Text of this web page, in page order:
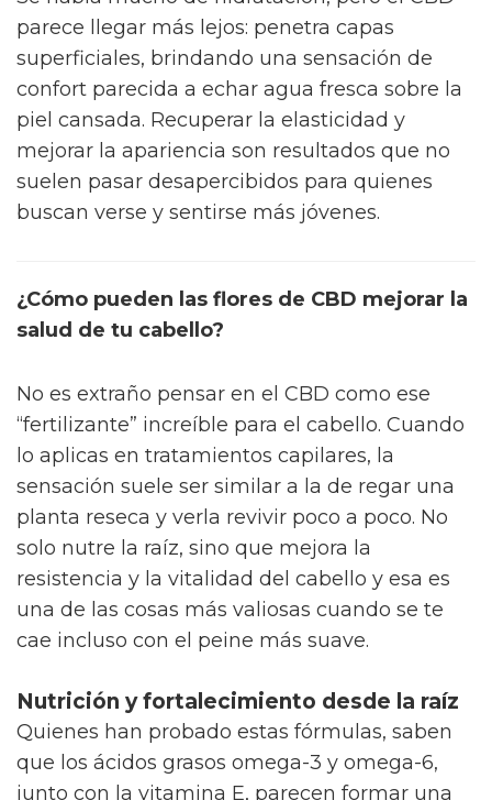
parece llegar más lejos: penetra capas
superficiales, brindando una sensación de
confort parecida a echar agua fresca sobre la
piel cansada. Recuperar la elasticidad y
mejorar la apariencia son resultados que no
suelen pasar desapercibidos para quienes
buscan verse y sentirse más jóvenes.
¿Cómo pueden las flores de CBD mejorar la
salud de tu cabello?
No es extraño pensar en el CBD como ese
“fertilizante” increíble para el cabello. Cuando
lo aplicas en tratamientos capilares, la
sensación suele ser similar a la de regar una
planta reseca y verla revivir poco a poco. No
solo nutre la raíz, sino que mejora la
resistencia y la vitalidad del cabello y esa es
una de las cosas más valiosas cuando se te
cae incluso con el peine más suave.
Nutrición y fortalecimiento desde la raíz
Quienes han probado estas fórmulas, saben
que los ácidos grasos omega-3 y omega-6,
junto con la vitamina E, parecen formar una